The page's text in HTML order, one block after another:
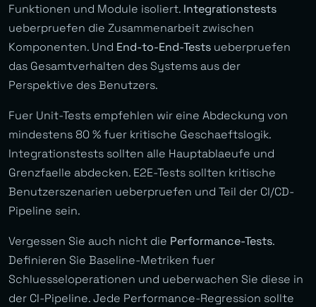
Funktionen und Module isoliert. Integrationstests
ueberpruefen die Zusammenarbeit zwischen
Komponenten. Und End-to-End-Tests ueberpruefen
das Gesamtverhalten des Systems aus der
Perspektive des Benutzers.
Fuer Unit-Tests empfehlen wir eine Abdeckung von
mindestens 80 % fuer kritische Geschaeftslogik.
Integrationstests sollten alle Hauptablaeufe und
Grenzfaelle abdecken. E2E-Tests sollten kritische
Benutzerszenarien ueberpruefen und Teil der CI/CD-
Pipeline sein.
Vergessen Sie auch nicht die Performance-Tests.
Definieren Sie Baseline-Metriken fuer
Schluesseloperationen und ueberwachen Sie diese in
der CI-Pipeline. Jede Performance-Regression sollte